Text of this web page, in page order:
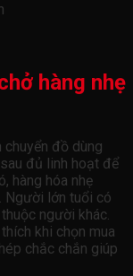
hàng nhẹ
đồ dùng
đủ linh hoạt để
hàng hóa nhẹ
Người lớn tuổi có
người khác.
khi chọn mua
chắc chắn giúp